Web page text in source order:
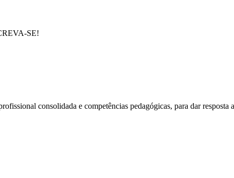
SE!
consolidada e competências pedagógicas, para dar resposta